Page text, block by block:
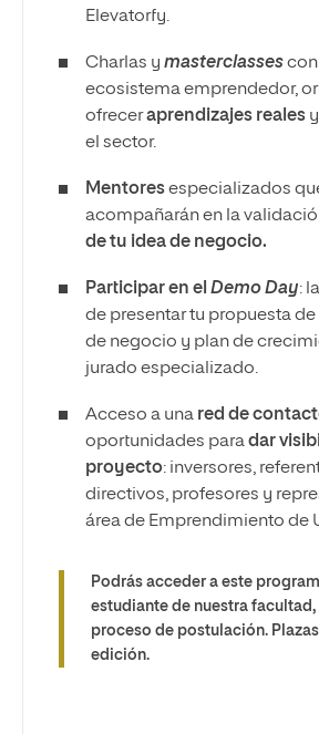
Elevatorfy.
Charlas y masterclassescon
ecosistema emprendedor,
ofreceraprendizajes reales
el sector.
Mentoresespecializados
acompañarán en la
de tu idea de negocio.
Participar en el Demo Day:
de presentar tu propuesta
de negocio y plan de
jurado especializado.
Acceso a una red de
oportunidades paradar
proyecto: inversores,
directivos, profesores y
área de Emprendimiento de
Podrás acceder a este
estudiante de nuestra facultad,
proceso de postulación.
edición.